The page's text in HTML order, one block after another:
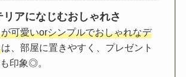
リアになじむおしゃれさ
可愛いorシンプルでおしゃれなデ
は、部屋に置きやすく、プレゼント
印象◎。